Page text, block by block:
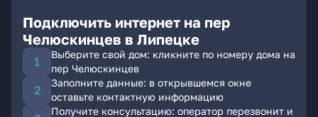
Подключить интернет на пер
Челюскинцев в Липецке
Выберите свой дом: кликните по номеру дома на
пер Челюскинцев
Заполните данные: в открывшемся окне
оставьте контактную информацию
Получите консультацию: оператор перезвонит и